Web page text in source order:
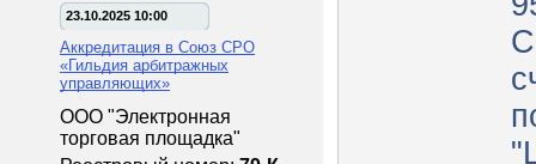
23.10.2025 10:00
Аккредитация в Союз СРО
«Гильдия арбитражных
управляющих»
ООО "Электронная
торговая площадка"